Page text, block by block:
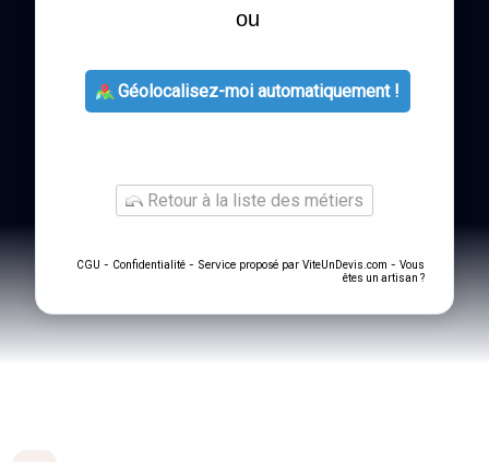
ou
Géolocalisez-moi automatiquement !
Retour à la liste des métiers
CGU - Confidentialité - Service proposé par ViteUnDevis.com - Vous
êtes un artisan ?